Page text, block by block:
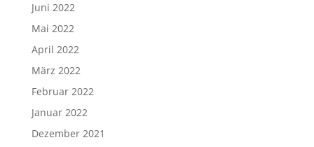
Juni 2022
Mai 2022
April 2022
März 2022
Februar 2022
Januar 2022
Dezember 2021